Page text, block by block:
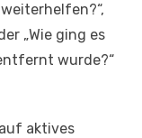
„Wie ging es
wurde?“
aktives